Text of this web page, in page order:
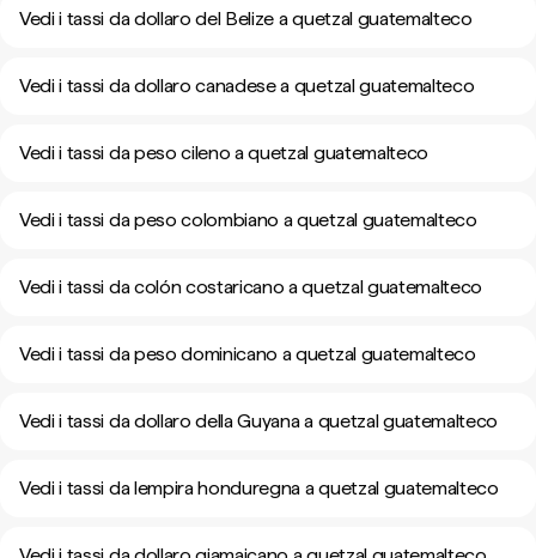
Vedi i tassi da dollaro del Belize a quetzal guatemalteco
Vedi i tassi da dollaro canadese a quetzal guatemalteco
Vedi i tassi da peso cileno a quetzal guatemalteco
Vedi i tassi da peso colombiano a quetzal guatemalteco
Vedi i tassi da colón costaricano a quetzal guatemalteco
Vedi i tassi da peso dominicano a quetzal guatemalteco
Vedi i tassi da dollaro della Guyana a quetzal guatemalteco
Vedi i tassi da lempira honduregna a quetzal guatemalteco